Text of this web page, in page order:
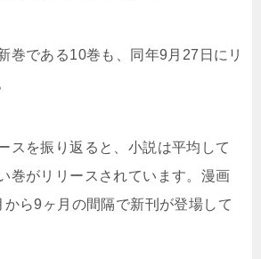
巻である10巻も、同年9月27日にリ
スを振り返ると、小説は平均して
巻がリリースされています。漫画
ら9ヶ月の間隔で新刊が登場して